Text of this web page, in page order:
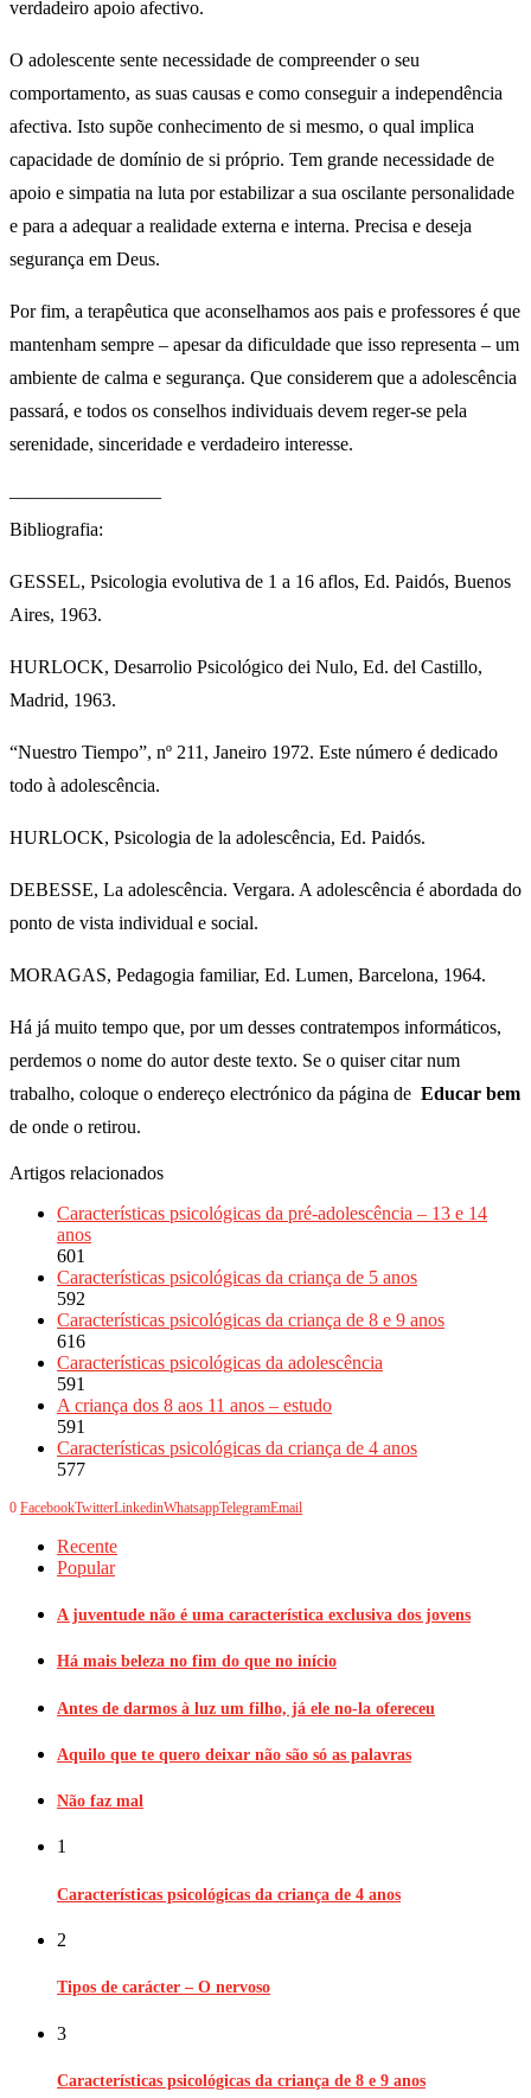
verdadeiro apoio afectivo.
O adolescente sente necessidade de compreender o seu
comportamento, as suas causas e como conseguir a independência
afectiva. Isto supõe conhecimento de si mesmo, o qual implica
capacidade de domínio de si próprio. Tem grande necessidade de
apoio e simpatia na luta por estabilizar a sua oscilante personalidade
e para a adequar a realidade externa e interna. Precisa e deseja
segurança em Deus.
Por fim, a terapêutica que aconselhamos aos pais e professores é que
mantenham sempre – apesar da dificuldade que isso representa – um
ambiente de calma e segurança. Que considerem que a adolescência
passará, e todos os conselhos individuais devem reger-se pela
serenidade, sinceridade e verdadeiro interesse.
————————
Bibliografia:
GESSEL, Psicologia evolutiva de 1 a 16 aflos, Ed. Paidós, Buenos
Aires, 1963.
HURLOCK, Desarrolio Psicológico dei Nulo, Ed. del Castillo,
Madrid, 1963.
“Nuestro Tiempo”, nº 211, Janeiro 1972. Este número é dedicado
todo à adolescência.
HURLOCK, Psicologia de la adolescência, Ed. Paidós.
DEBESSE, La adolescência. Vergara. A adolescência é abordada do
ponto de vista individual e social.
MORAGAS, Pedagogia familiar, Ed. Lumen, Barcelona, 1964.
Há já muito tempo que, por um desses contratempos informáticos,
perdemos o nome do autor deste texto. Se o quiser citar num
trabalho, coloque o endereço electrónico da página de Educar bem
de onde o retirou.
Artigos relacionados
Características psicológicas da pré-adolescência – 13 e 14
anos
601
Características psicológicas da criança de 5 anos
592
Características psicológicas da criança de 8 e 9 anos
616
Características psicológicas da adolescência
591
A criança dos 8 aos 11 anos – estudo
591
Características psicológicas da criança de 4 anos
577
0 FacebookTwitterLinkedinWhatsappTelegramEmail
Recente
Popular
A juventude não é uma característica exclusiva dos jovens
Há mais beleza no fim do que no início
Antes de darmos à luz um filho, já ele no-la ofereceu
Aquilo que te quero deixar não são só as palavras
Não faz mal
1
Características psicológicas da criança de 4 anos
2
Tipos de carácter – O nervoso
3
Características psicológicas da criança de 8 e 9 anos